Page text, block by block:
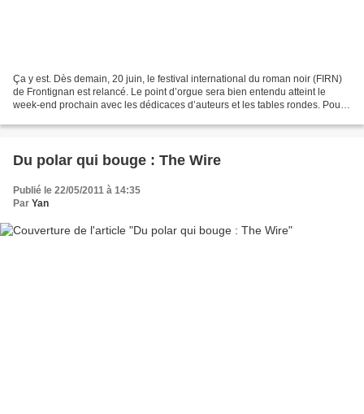
Ça y est. Dès demain, 20 juin, le festival international du roman noir (FIRN)
de Frontignan est relancé. Le point d’orgue sera bien entendu atteint le
week-end prochain avec les dédicaces d’auteurs et les tables rondes. Pour
Du polar qui bouge : The Wire
Publié le 22/05/2011 à 14:35
Par Yan